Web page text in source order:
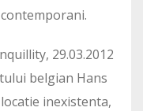
29.03.2012
belgian Hans
inexistenta,